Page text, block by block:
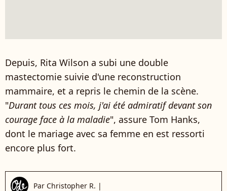
Depuis, Rita Wilson a subi une double
mastectomie suivie d'une reconstruction
mammaire, et a repris le chemin de la scène.
"Durant tous ces mois, j'ai été admiratif devant son
courage face à la maladie", assure Tom Hanks,
dont le mariage avec sa femme en est ressorti
encore plus fort.
Par Christopher R. |